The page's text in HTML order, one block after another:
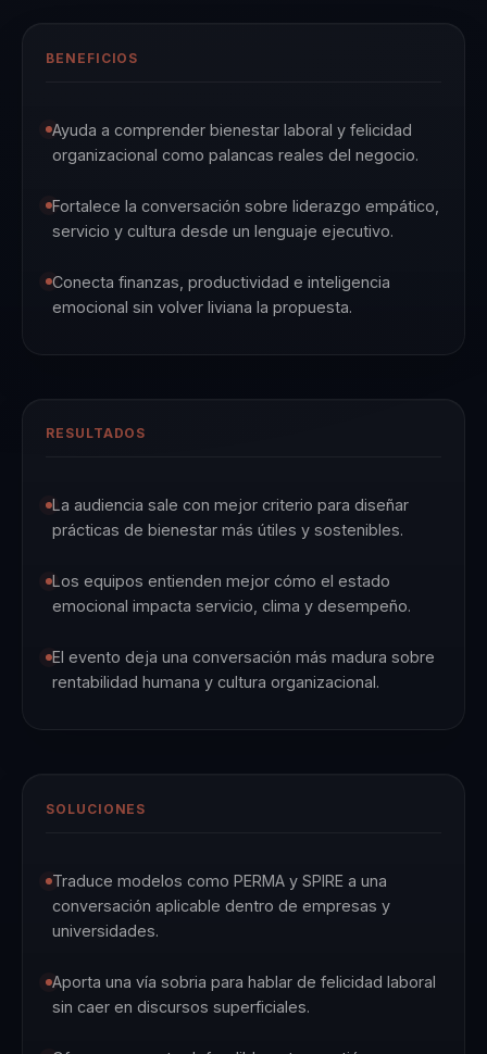
BENEFICIOS
Ayuda a comprender bienestar laboral y felicidad
organizacional como palancas reales del negocio.
Fortalece la conversación sobre liderazgo empático,
servicio y cultura desde un lenguaje ejecutivo.
Conecta finanzas, productividad e inteligencia
emocional sin volver liviana la propuesta.
RESULTADOS
La audiencia sale con mejor criterio para diseñar
prácticas de bienestar más útiles y sostenibles.
Los equipos entienden mejor cómo el estado
emocional impacta servicio, clima y desempeño.
El evento deja una conversación más madura sobre
rentabilidad humana y cultura organizacional.
SOLUCIONES
Traduce modelos como PERMA y SPIRE a una
conversación aplicable dentro de empresas y
universidades.
Aporta una vía sobria para hablar de felicidad laboral
sin caer en discursos superficiales.